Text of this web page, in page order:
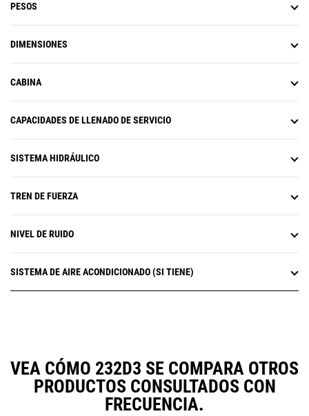
PESOS
DIMENSIONES
CABINA
CAPACIDADES DE LLENADO DE SERVICIO
SISTEMA HIDRÁULICO
TREN DE FUERZA
NIVEL DE RUIDO
SISTEMA DE AIRE ACONDICIONADO (SI TIENE)
VEA CÓMO 232D3 SE COMPARA OTROS
PRODUCTOS CONSULTADOS CON
FRECUENCIA.